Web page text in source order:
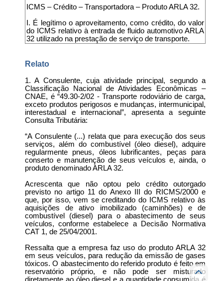
ICMS – Crédito – Transportadora – Produto ARLA 32.
I. É legítimo o aproveitamento, como crédito, do valor
do ICMS relativo à entrada de fluido automotivo ARLA
32 utilizado na prestação de serviço de transporte.
Relato
1. A Consulente, cuja atividade principal, segundo a
Classificação Nacional de Atividades Econômicas –
CNAE, é “49.30-2/02 - Transporte rodoviário de carga,
exceto produtos perigosos e mudanças, intermunicipal,
interestadual e internacional”, apresenta a seguinte
Consulta Tributária:
“A Consulente (...) relata que para execução dos seus
serviços, além do combustível (óleo diesel), adquire
regularmente pneus, óleos lubrificantes, peças para
conserto e manutenção de seus veículos e, ainda, o
produto denominado ARLA 32.
Acrescenta que não optou pelo crédito outorgado
previsto no artigo 11 do Anexo III do RICMS/2000 e
que, por isso, vem se creditando do ICMS relativo às
aquisições de ativo imobilizado (caminhões) e de
combustível (diesel) para o abastecimento de seus
veículos, conforme estabelece a Decisão Normativa
CAT 1, de 25/04/2001.
Ressalta que a empresa faz uso do produto ARLA 32
em seus veículos, para redução da emissão de gases
tóxicos. O abastecimento do referido produto é feito em
reservatório próprio, e não pode ser misturado